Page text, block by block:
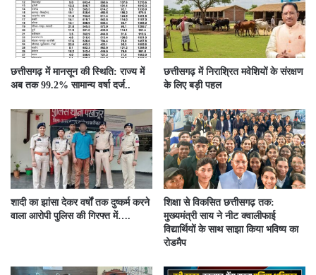
छत्तीसगढ़ में मानसून की स्थिति: राज्य में
अब तक 99.2% सामान्य वर्षा दर्ज..
छत्तीसगढ़ में निराश्रित मवेशियों के संरक्षण
के लिए बड़ी पहल
शादी का झांसा देकर वर्षों तक दुष्कर्म करने
वाला आरोपी पुलिस की गिरफ्त में….
शिक्षा से विकसित छत्तीसगढ़ तक:
मुख्यमंत्री साय ने नीट क्वालीफाई
विद्यार्थियों के साथ साझा किया भविष्य का
रोडमैप